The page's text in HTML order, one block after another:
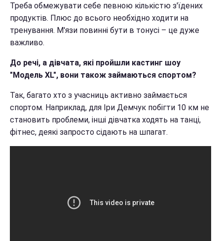
Треба обмежувати себе певною кількістю з'їдених
продуктів. Плюс до всього необхідно ходити на
тренування. М'язи повинні бути в тонусі – це дуже
важливо.
До речі, а дівчата, які пройшли кастинг шоу
"Модель XL", вони також займаються спортом?
Так, багато хто з учасниць активно займається
спортом. Наприклад, для Іри Демчук побігти 10 км не
становить проблеми, інші дівчатка ходять на танці,
фітнес, деякі запросто сідають на шпагат.